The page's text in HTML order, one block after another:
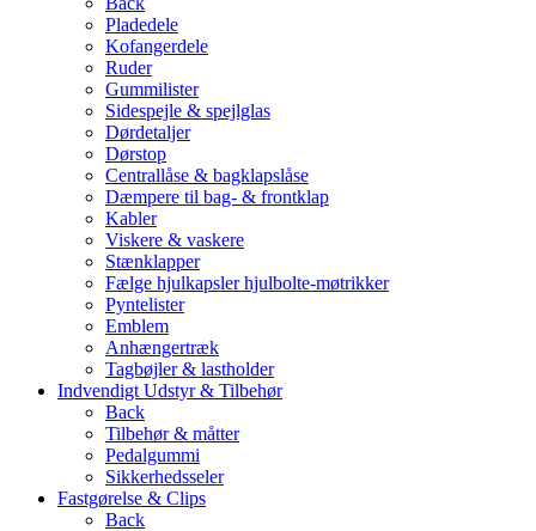
Pladedele
Kofangerdele
Ruder
Gummilister
Sidespejle & spejlglas
Dørdetaljer
Dørstop
Centrallåse & bagklapslåse
Dæmpere til bag- & frontklap
Kabler
Viskere & vaskere
Stænklapper
Fælge hjulkapsler hjulbolte-møtrikker
Pyntelister
Emblem
Anhængertræk
Tagbøjler & lastholder
Indvendigt Udstyr & Tilbehør
Back
Tilbehør & måtter
Pedalgummi
Sikkerhedsseler
Fastgørelse & Clips
Back